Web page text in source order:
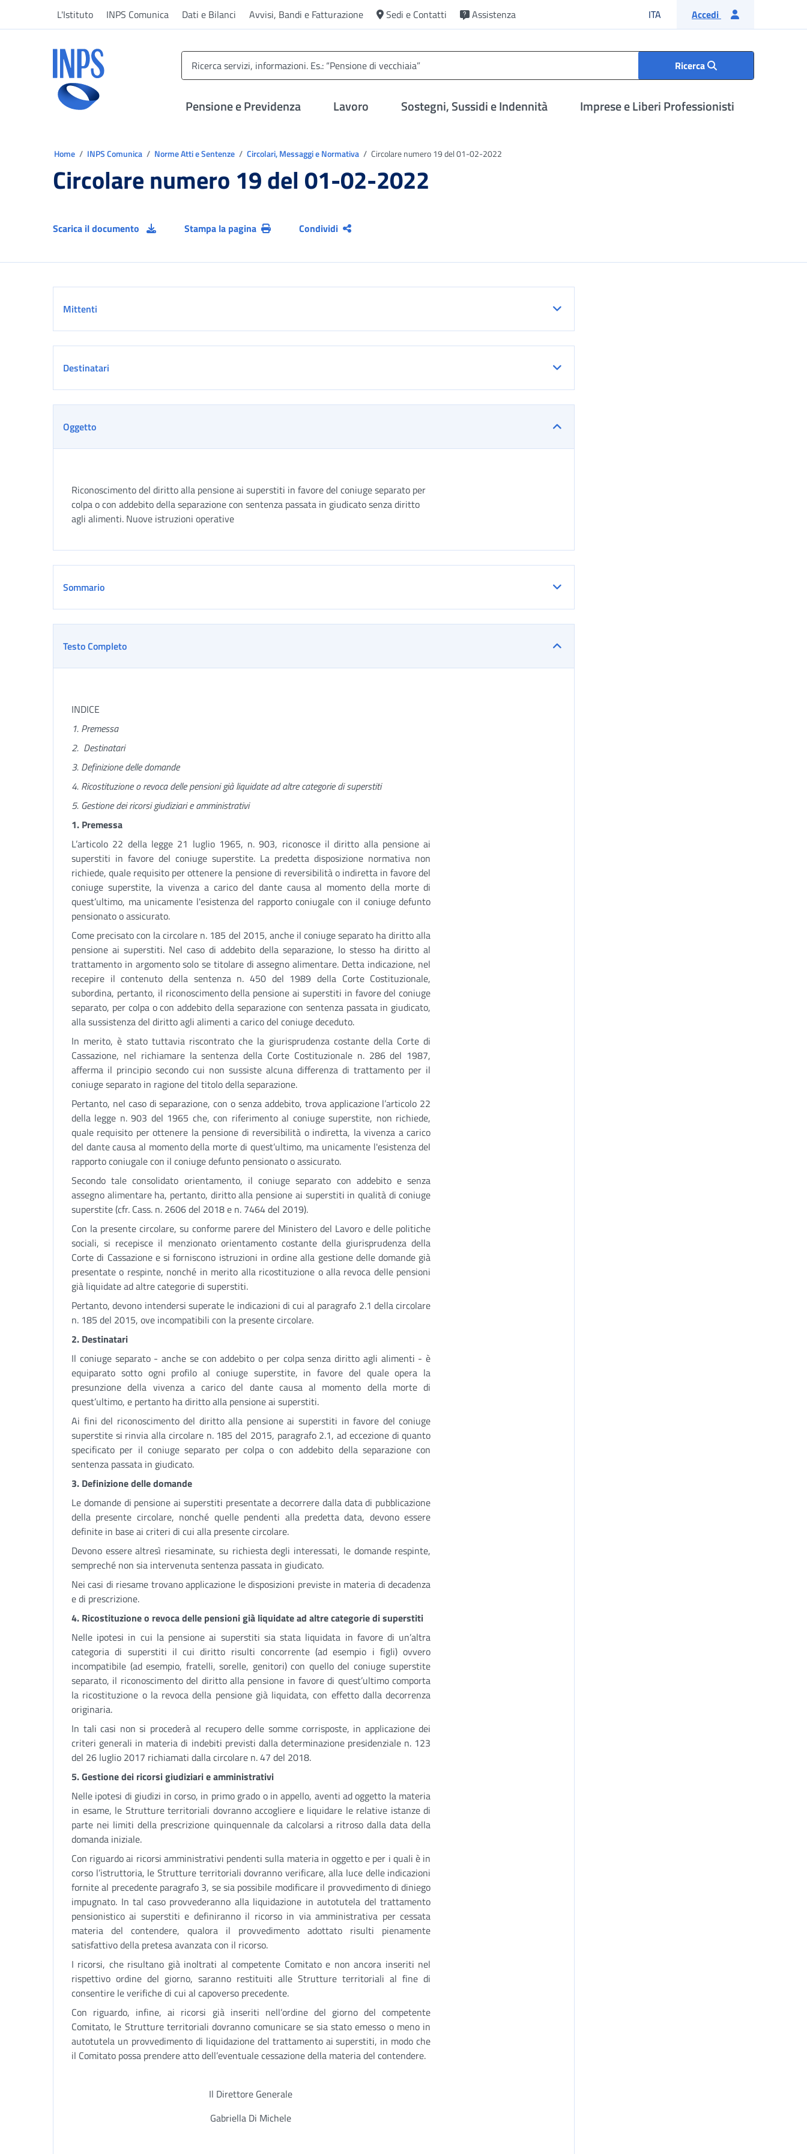
L'Istituto INPS Comunica Dati e Bilanci Avvisi, Bandi e Fatturazione Sedi e Contatti Assistenza ITA Lingua italiana
Accedi
Ricerca
Pensione e Previdenza Lavoro Sostegni, Sussidi e Indennità Imprese e Liberi Professionisti
Home INPS Comunica Norme Atti e Sentenze Circolari, Messaggi e Normativa Circolare numero 19 del 01-02-2022
Circolare numero 19 del 01-02-2022
Scarica il documento Stampa la pagina Condividi
Mittenti
Destinatari
Oggetto
Riconoscimento del diritto alla pensione ai superstiti in favore del coniuge separato per
colpa o con addebito della separazione con sentenza passata in giudicato senza diritto
agli alimenti. Nuove istruzioni operative
Sommario
Testo Completo
INDICE
1. Premessa
2. Destinatari
3. Definizione delle domande
4. Ricostituzione o revoca delle pensioni già liquidate ad altre categorie di superstiti
5. Gestione dei ricorsi giudiziari e amministrativi
1. Premessa
L’articolo 22 della legge 21 luglio 1965, n. 903, riconosce il diritto alla pensione ai
superstiti in favore del coniuge superstite. La predetta disposizione normativa non
richiede, quale requisito per ottenere la pensione di reversibilità o indiretta in favore del
coniuge superstite, la vivenza a carico del dante causa al momento della morte di
quest’ultimo, ma unicamente l'esistenza del rapporto coniugale con il coniuge defunto
pensionato o assicurato.
Come precisato con la circolare n. 185 del 2015, anche il coniuge separato ha diritto alla
pensione ai superstiti. Nel caso di addebito della separazione, lo stesso ha diritto al
trattamento in argomento solo se titolare di assegno alimentare. Detta indicazione, nel
recepire il contenuto della sentenza n. 450 del 1989 della Corte Costituzionale,
subordina, pertanto, il riconoscimento della pensione ai superstiti in favore del coniuge
separato, per colpa o con addebito della separazione con sentenza passata in giudicato,
alla sussistenza del diritto agli alimenti a carico del coniuge deceduto.
In merito, è stato tuttavia riscontrato che la giurisprudenza costante della Corte di
Cassazione, nel richiamare la sentenza della Corte Costituzionale n. 286 del 1987,
afferma il principio secondo cui non sussiste alcuna differenza di trattamento per il
coniuge separato in ragione del titolo della separazione.
Pertanto, nel caso di separazione, con o senza addebito, trova applicazione l’articolo 22
della legge n. 903 del 1965 che, con riferimento al coniuge superstite, non richiede,
quale requisito per ottenere la pensione di reversibilità o indiretta, la vivenza a carico
del dante causa al momento della morte di quest’ultimo, ma unicamente l'esistenza del
rapporto coniugale con il coniuge defunto pensionato o assicurato.
Secondo tale consolidato orientamento, il coniuge separato con addebito e senza
assegno alimentare ha, pertanto, diritto alla pensione ai superstiti in qualità di coniuge
superstite (cfr. Cass. n. 2606 del 2018 e n. 7464 del 2019).
Con la presente circolare, su conforme parere del Ministero del Lavoro e delle politiche
sociali, si recepisce il menzionato orientamento costante della giurisprudenza della
Corte di Cassazione e si forniscono istruzioni in ordine alla gestione delle domande già
presentate o respinte, nonché in merito alla ricostituzione o alla revoca delle pensioni
già liquidate ad altre categorie di superstiti.
Pertanto, devono intendersi superate le indicazioni di cui al paragrafo 2.1 della circolare
n. 185 del 2015, ove incompatibili con la presente circolare.
2. Destinatari
Il coniuge separato - anche se con addebito o per colpa senza diritto agli alimenti - è
equiparato sotto ogni profilo al coniuge superstite, in favore del quale opera la
presunzione della vivenza a carico del dante causa al momento della morte di
quest’ultimo, e pertanto ha diritto alla pensione ai superstiti.
Ai fini del riconoscimento del diritto alla pensione ai superstiti in favore del coniuge
superstite si rinvia alla circolare n. 185 del 2015, paragrafo 2.1, ad eccezione di quanto
specificato per il coniuge separato per colpa o con addebito della separazione con
sentenza passata in giudicato.
3. Definizione delle domande
Le domande di pensione ai superstiti presentate a decorrere dalla data di pubblicazione
della presente circolare, nonché quelle pendenti alla predetta data, devono essere
definite in base ai criteri di cui alla presente circolare.
Devono essere altresì riesaminate, su richiesta degli interessati, le domande respinte,
sempreché non sia intervenuta sentenza passata in giudicato.
Nei casi di riesame trovano applicazione le disposizioni previste in materia di decadenza
e di prescrizione.
4. Ricostituzione o revoca delle pensioni già liquidate ad altre categorie di superstiti
Nelle ipotesi in cui la pensione ai superstiti sia stata liquidata in favore di un’altra
categoria di superstiti il cui diritto risulti concorrente (ad esempio i figli) ovvero
incompatibile (ad esempio, fratelli, sorelle, genitori) con quello del coniuge superstite
separato, il riconoscimento del diritto alla pensione in favore di quest’ultimo comporta
la ricostituzione o la revoca della pensione già liquidata, con effetto dalla decorrenza
originaria.
In tali casi non si procederà al recupero delle somme corrisposte, in applicazione dei
criteri generali in materia di indebiti previsti dalla determinazione presidenziale n. 123
del 26 luglio 2017 richiamati dalla circolare n. 47 del 2018.
5. Gestione dei ricorsi giudiziari e amministrativi
Nelle ipotesi di giudizi in corso, in primo grado o in appello, aventi ad oggetto la materia
in esame, le Strutture territoriali dovranno accogliere e liquidare le relative istanze di
parte nei limiti della prescrizione quinquennale da calcolarsi a ritroso dalla data della
domanda iniziale.
Con riguardo ai ricorsi amministrativi pendenti sulla materia in oggetto e per i quali è in
corso l’istruttoria, le Strutture territoriali dovranno verificare, alla luce delle indicazioni
fornite al precedente paragrafo 3, se sia possibile modificare il provvedimento di diniego
impugnato. In tal caso provvederanno alla liquidazione in autotutela del trattamento
pensionistico ai superstiti e definiranno il ricorso in via amministrativa per cessata
materia del contendere, qualora il provvedimento adottato risulti pienamente
satisfattivo della pretesa avanzata con il ricorso.
I ricorsi, che risultano già inoltrati al competente Comitato e non ancora inseriti nel
rispettivo ordine del giorno, saranno restituiti alle Strutture territoriali al fine di
consentire le verifiche di cui al capoverso precedente.
Con riguardo, infine, ai ricorsi già inseriti nell’ordine del giorno del competente
Comitato, le Strutture territoriali dovranno comunicare se sia stato emesso o meno in
autotutela un provvedimento di liquidazione del trattamento ai superstiti, in modo che
il Comitato possa prendere atto dell’eventuale cessazione della materia del contendere.
Il Direttore Generale
Gabriella Di Michele